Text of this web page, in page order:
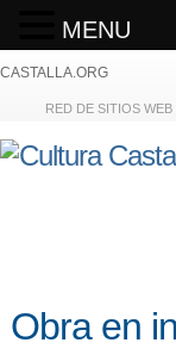
CASTALLA.ORG
RED DE SITIOS
Obra en
MENU